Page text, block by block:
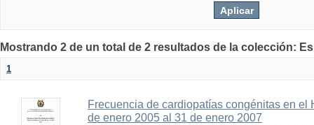
Mostrando 2 de un total de 2 resultados de la colección:
1
Frecuencia de cardiopatías congénitas en el
de enero 2005 al 31 de enero 2007